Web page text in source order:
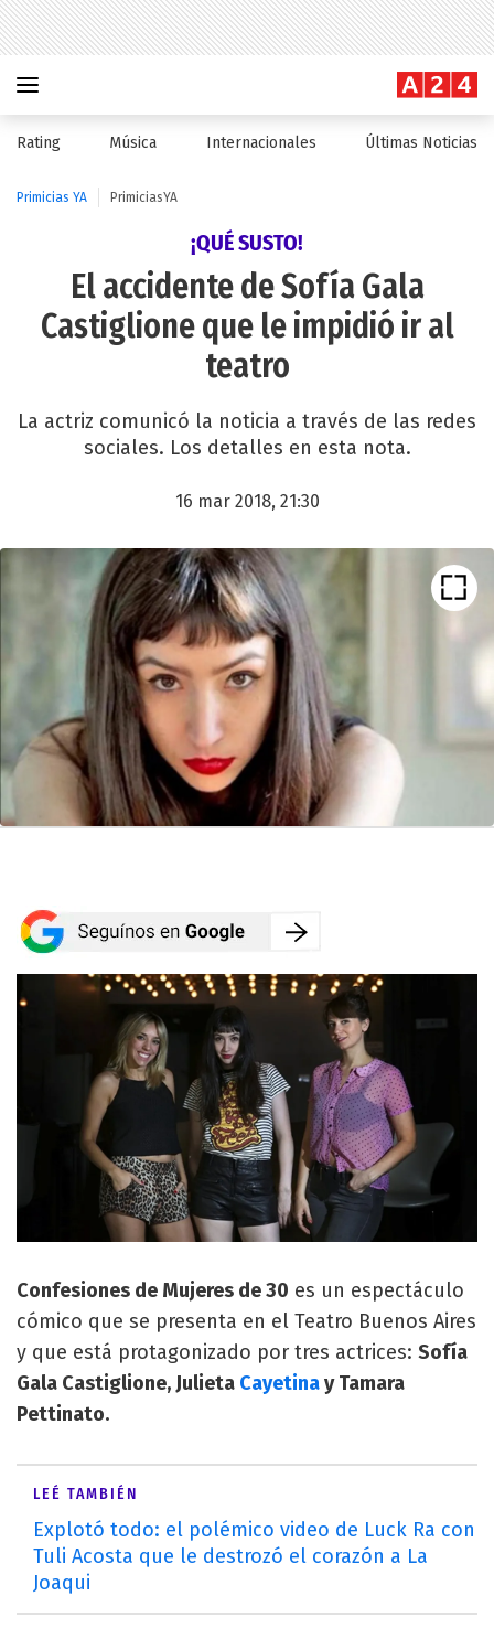
Rating Música Internacionales Últimas Noticias
Primicias YA PrimiciasYA
¡QUÉ SUSTO!
El accidente de Sofía Gala
Castiglione que le impidió ir al
teatro
La actriz comunicó la noticia a través de las redes
sociales. Los detalles en esta nota.
16 mar 2018, 21:30
Confesiones de Mujeres de 30 es un espectáculo
cómico que se presenta en el Teatro Buenos Aires
y que está protagonizado por tres actrices: Sofía
Gala Castiglione, Julieta Cayetinay Tamara
Pettinato.
LEÉ TAMBIÉN
Explotó todo: el polémico video de Luck Ra con
Tuli Acosta que le destrozó el corazón a La
Joaqui